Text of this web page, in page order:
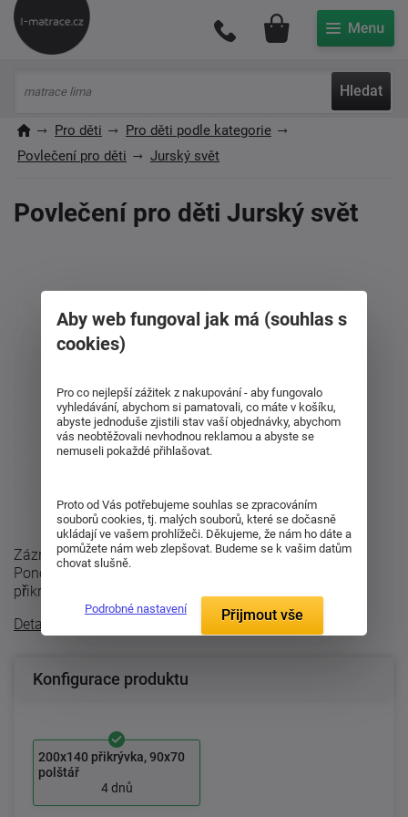
Hledat
Můj účet
Pro děti
Pro děti podle kategorie
Povlečení pro děti
Jurský svět
Povlečení pro děti Jurský svět
Zázračný svět dinosourů okouzlí malé i velké spáče.
Ponořte se do dobrodružství Jurského světa. Rozměr:
přikrývka 140x200 cm; polštář 70x90 ...
Detailní popis
Konfigurace produktu
200x140 přikrývka, 90x70
polštář
4 dnů
Aby web fungoval jak má (souhlas s
cookies)
Pro co nejlepší zážitek z nakupování - aby fungovalo
vyhledávání, abychom si pamatovali, co máte v košíku,
abyste jednoduše zjistili stav vaší objednávky, abychom
vás neobtěžovali nevhodnou reklamou a abyste se
nemuseli pokaždé přihlašovat.
Proto od Vás potřebujeme souhlas se zpracováním
souborů cookies, tj. malých souborů, které se dočasně
ukládají ve vašem prohlížeči. Děkujeme, že nám ho dáte a
pomůžete nám web zlepšovat. Budeme se k vašim datům
chovat slušně.
Podrobné nastavení Přijmout vše